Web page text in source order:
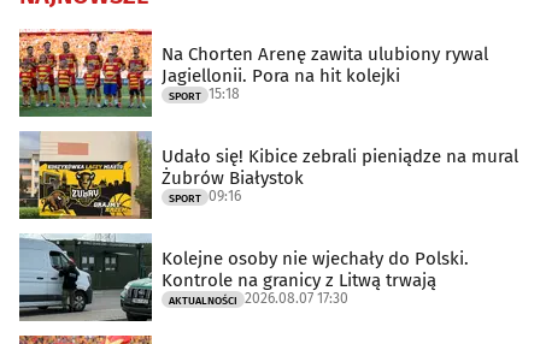
Na Chorten Arenę zawita ulubiony rywal
Jagiellonii. Pora na hit kolejki
SPORT 15:18
Udało się! Kibice zebrali pieniądze na mural
Żubrów Białystok
SPORT 09:16
Kolejne osoby nie wjechały do Polski.
Kontrole na granicy z Litwą trwają
AKTUALNOŚCI 2026.08.07 17:30